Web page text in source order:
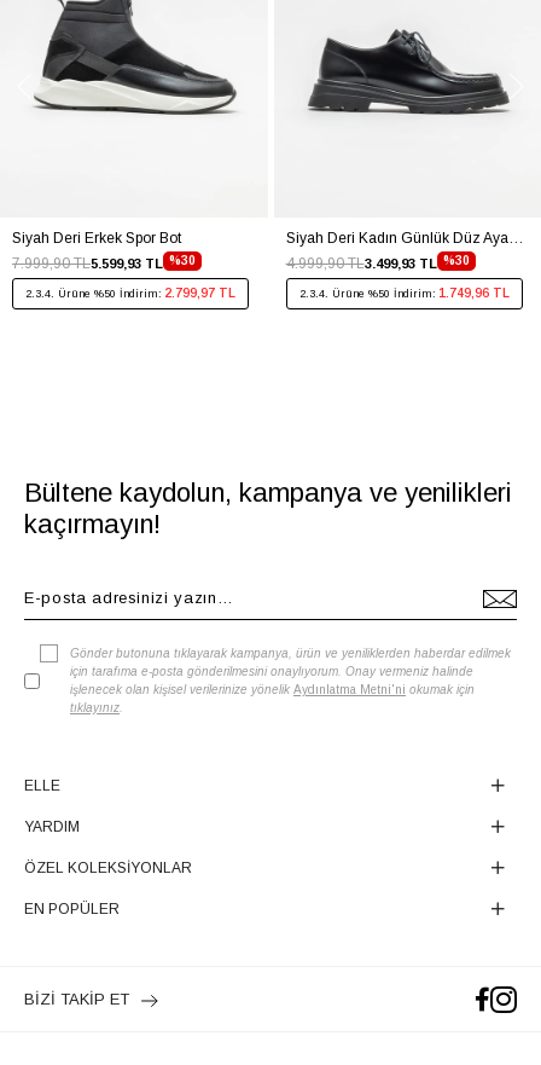
Siyah Deri Erkek Spor Bot
%30
5.599,93 TL
7.999,90 TL
2.3.4. Ürüne %50 İndirim: 2.799,97 TL
Siyah Deri Kadın Günlük Düz Ayakkabı
%30
3.499,93 TL
4.999,90 TL
2.3.4. Ürüne %50 İndirim: 1.749,96 TL
Bültene kaydolun, kampanya ve yenilikleri
kaçırmayın!
Gönder butonuna tıklayarak kampanya, ürün ve yeniliklerden haberdar edilmek
için tarafıma e-posta gönderilmesini onaylıyorum. Onay vermeniz halinde
işlenecek olan kişisel verilerinize yönelik Aydınlatma Metni'ni okumak için
tıklayınız
ELLE
YARDIM
ÖZEL KOLEKSİYONLAR
EN POPÜLER
BİZİ TAKİP ET